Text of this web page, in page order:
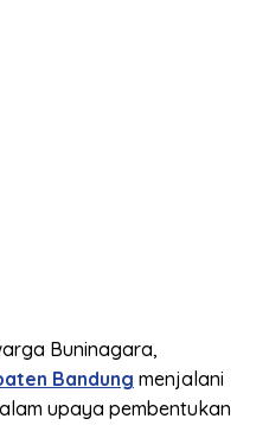
Buninagara,
Bandung menjalani
upaya pembentukan